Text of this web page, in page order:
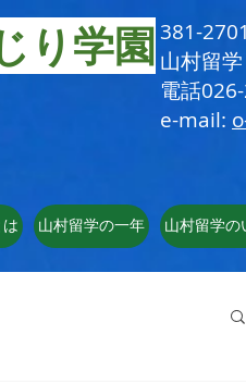
り学園381-
山村留
電話
e-mail:
山村留学の一年 山村留学の